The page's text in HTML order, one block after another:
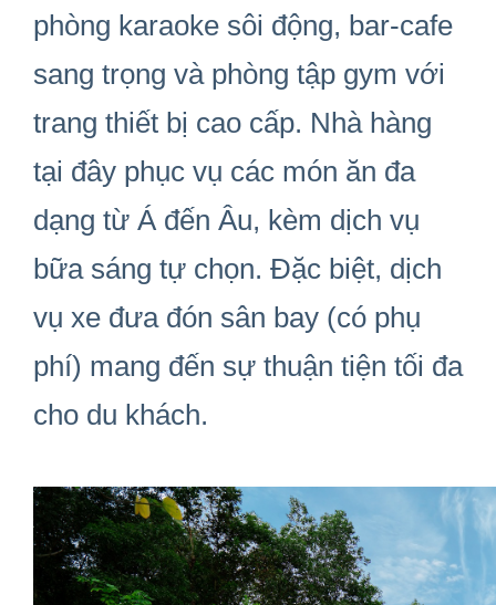
phòng karaoke sôi động, bar-cafe
sang trọng và phòng tập gym với
trang thiết bị cao cấp. Nhà hàng
tại đây phục vụ các món ăn đa
dạng từ Á đến Âu, kèm dịch vụ
bữa sáng tự chọn. Đặc biệt, dịch
vụ xe đưa đón sân bay (có phụ
phí) mang đến sự thuận tiện tối đa
cho du khách.